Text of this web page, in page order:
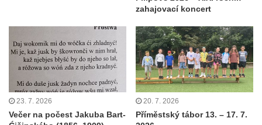
zahajovací koncert
23. 7. 2026
Večer na počest Jakuba Bart-
20. 7. 2026
Příměstský tábor 13. – 17. 7.